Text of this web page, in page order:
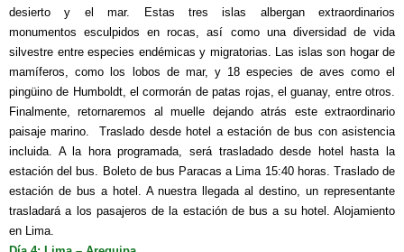
desierto y el mar. Estas tres islas albergan extraordinarios
monumentosesculpidos en rocas, así como una diversidad de vida
silvestre entre especies endémicas y migratorias. Las islas son hogar de
mamíferos, como los lobos de mar, y 18 especies de aves como el
pingüino de Humboldt, el cormorán de patas rojas, el guanay, entre otros.
Finalmente, retornaremos al muelle dejando atrás este extraordinario
paisaje marino.Traslado desde hotel a estación de bus con asistencia
incluida. A la hora programada, será trasladado desde hotel hasta la
estación del bus. Boleto de bus Paracas a Lima 15:40 horas. Traslado de
estación de bus a hotel. A nuestra llegada al destino, un representante
trasladará a los pasajeros de la estación de bus a su hotel. Alojamiento
en Lima.